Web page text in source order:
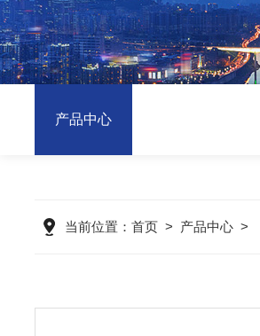
产品中心
当前位置： 首页 > 产品中心 >